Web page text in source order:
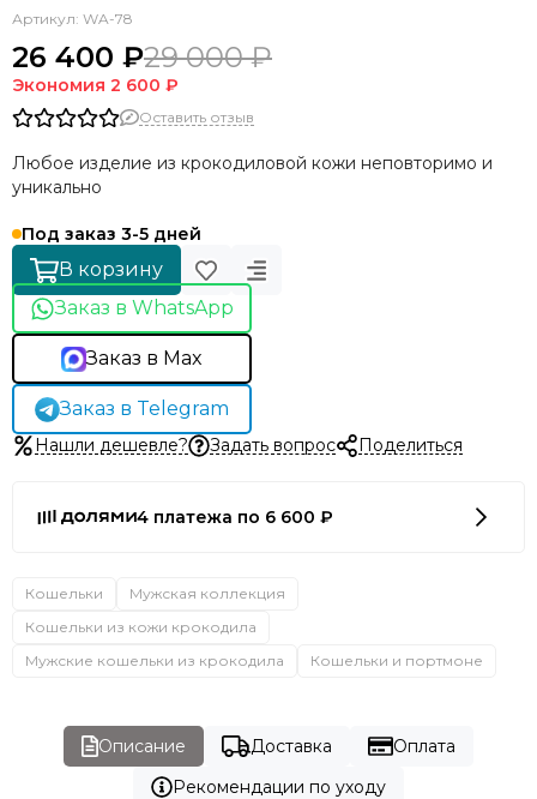
Артикул: WA-78
26 400 ₽29 000 ₽
Экономия 2 600 ₽
Оставить отзыв
Любое изделие из крокодиловой кожи неповторимо и
уникально
Под заказ 3-5 дней
В корзину
Заказ в WhatsApp
Заказ в Max
Заказ в Telegram
Нашли дешевле? Задать вопрос Поделиться
4 платежа по 6 600 ₽
Кошельки
Мужская коллекция
Кошельки из кожи крокодила
Мужские кошельки из крокодила
Кошельки и портмоне
Описание Доставка
Оплата
Рекомендации по уходу